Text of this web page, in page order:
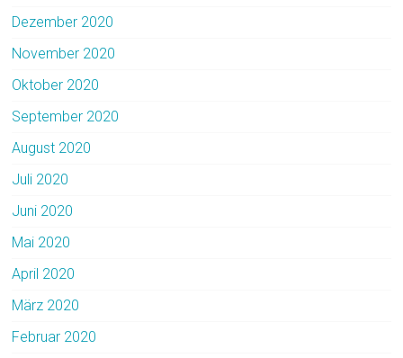
Dezember 2020
November 2020
Oktober 2020
September 2020
August 2020
Juli 2020
Juni 2020
Mai 2020
April 2020
März 2020
Februar 2020